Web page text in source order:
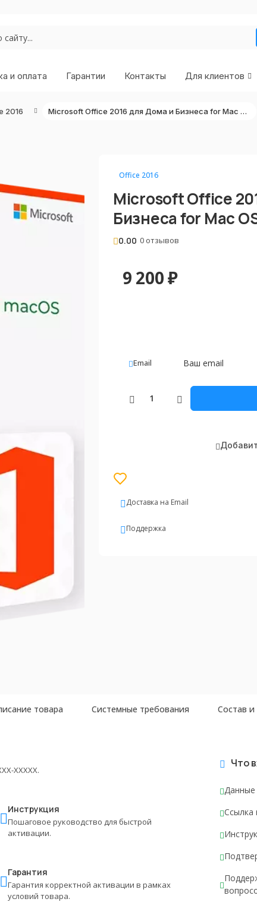
и оплата Гарантии Контакты Для клиентов
2016 Microsoft Office 2016 для Дома и Бизнеса for Mac OS
Office 2016
Microsoft Office
Бизнеса for Mac
0.00 0 отзывов
9 200₽
Email
Доставка на Email
Поддержка
товара Системные требования Состав
XXXXX.
Инструкция
Пошаговое руководство для быстрой
активации.
Гарантия
Гарантия корректной активации в рамках
условий товара.
Что
Данные
Ссылка